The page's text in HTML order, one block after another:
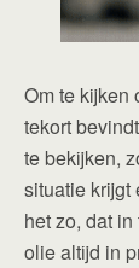
Om te kijken
tekort
te bekijken,
situatie krijgt
het zo, dat
olie altijd in